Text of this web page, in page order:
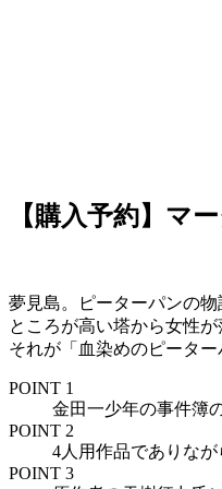
【購入予約】マ
夢見島。ピーターパンの
ところが高い塔から女性が
それが「血染めのピータ
POINT 1
金田一少年の事件簿
POINT 2
4人用作品でありなが
POINT 3